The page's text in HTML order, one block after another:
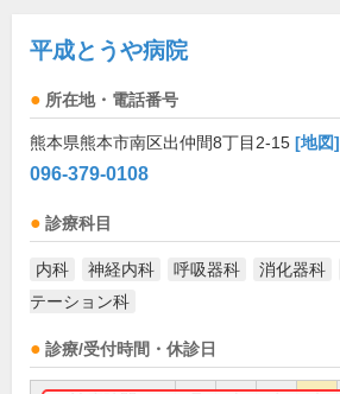
平成とうや病院
所在地・電話番号
熊本県熊本市南区出仲間8丁目2-15 [地図]
096-379-0108
診療科目
内科 神経内科 呼吸器科 消化器科
テーション科
診療/受付時間・休診日